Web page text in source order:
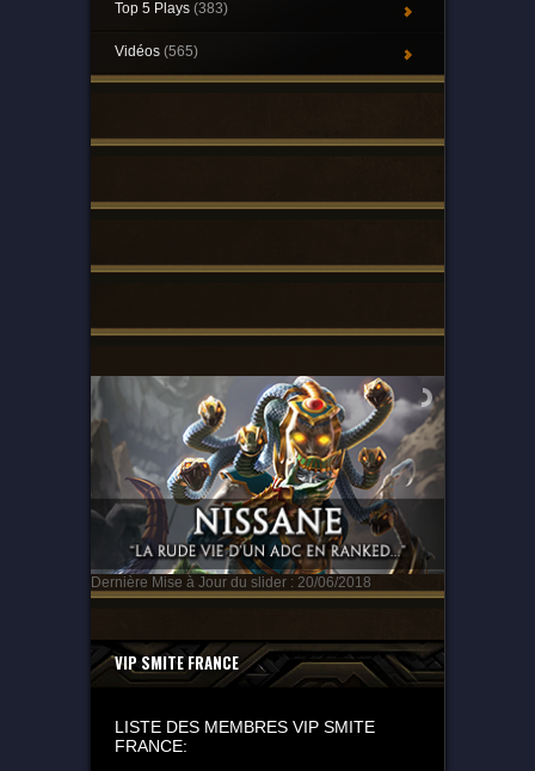
Top 5 Plays (383)
Vidéos (565)
Dernière Mise à Jour du slider : 20/06/2018
VIP SMITE FRANCE
LISTE DES MEMBRES VIP SMITE
FRANCE: